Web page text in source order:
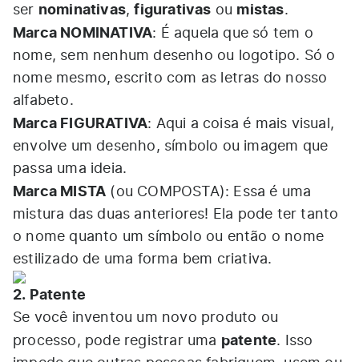
ser nominativas,figurativas ou mistas.
Marca NOMINATIVA: É aquela que só tem o
nome, sem nenhum desenho ou logotipo. Só o
nome mesmo, escrito com as letras do nosso
alfabeto.
Marca FIGURATIVA: Aqui a coisa é mais visual,
envolve um desenho, símbolo ou imagem que
passa uma ideia.
Marca MISTA (ou COMPOSTA): Essa é uma
mistura das duas anteriores! Ela pode ter tanto
o nome quanto um símbolo ou então o nome
estilizado de uma forma bem criativa.
2. Patente
Se você inventou um novo produto ou
processo, pode registrar uma patente. Isso